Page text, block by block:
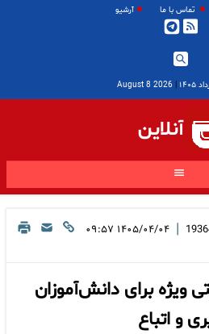
تماس با ما آرشیو
|
2026 August 8
آنلاین
| ۱۴۰۵/۰۴/۰۴ ۰۹:۵۷
ویژه برای دانش‌آموزان
و اتباع